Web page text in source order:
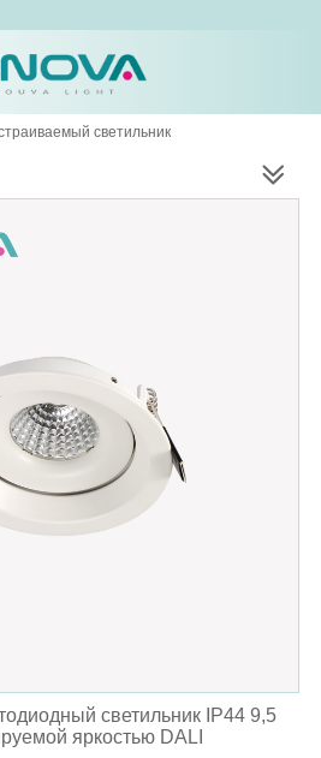
светильник
светильник IP44 9,5
яркостью DALI